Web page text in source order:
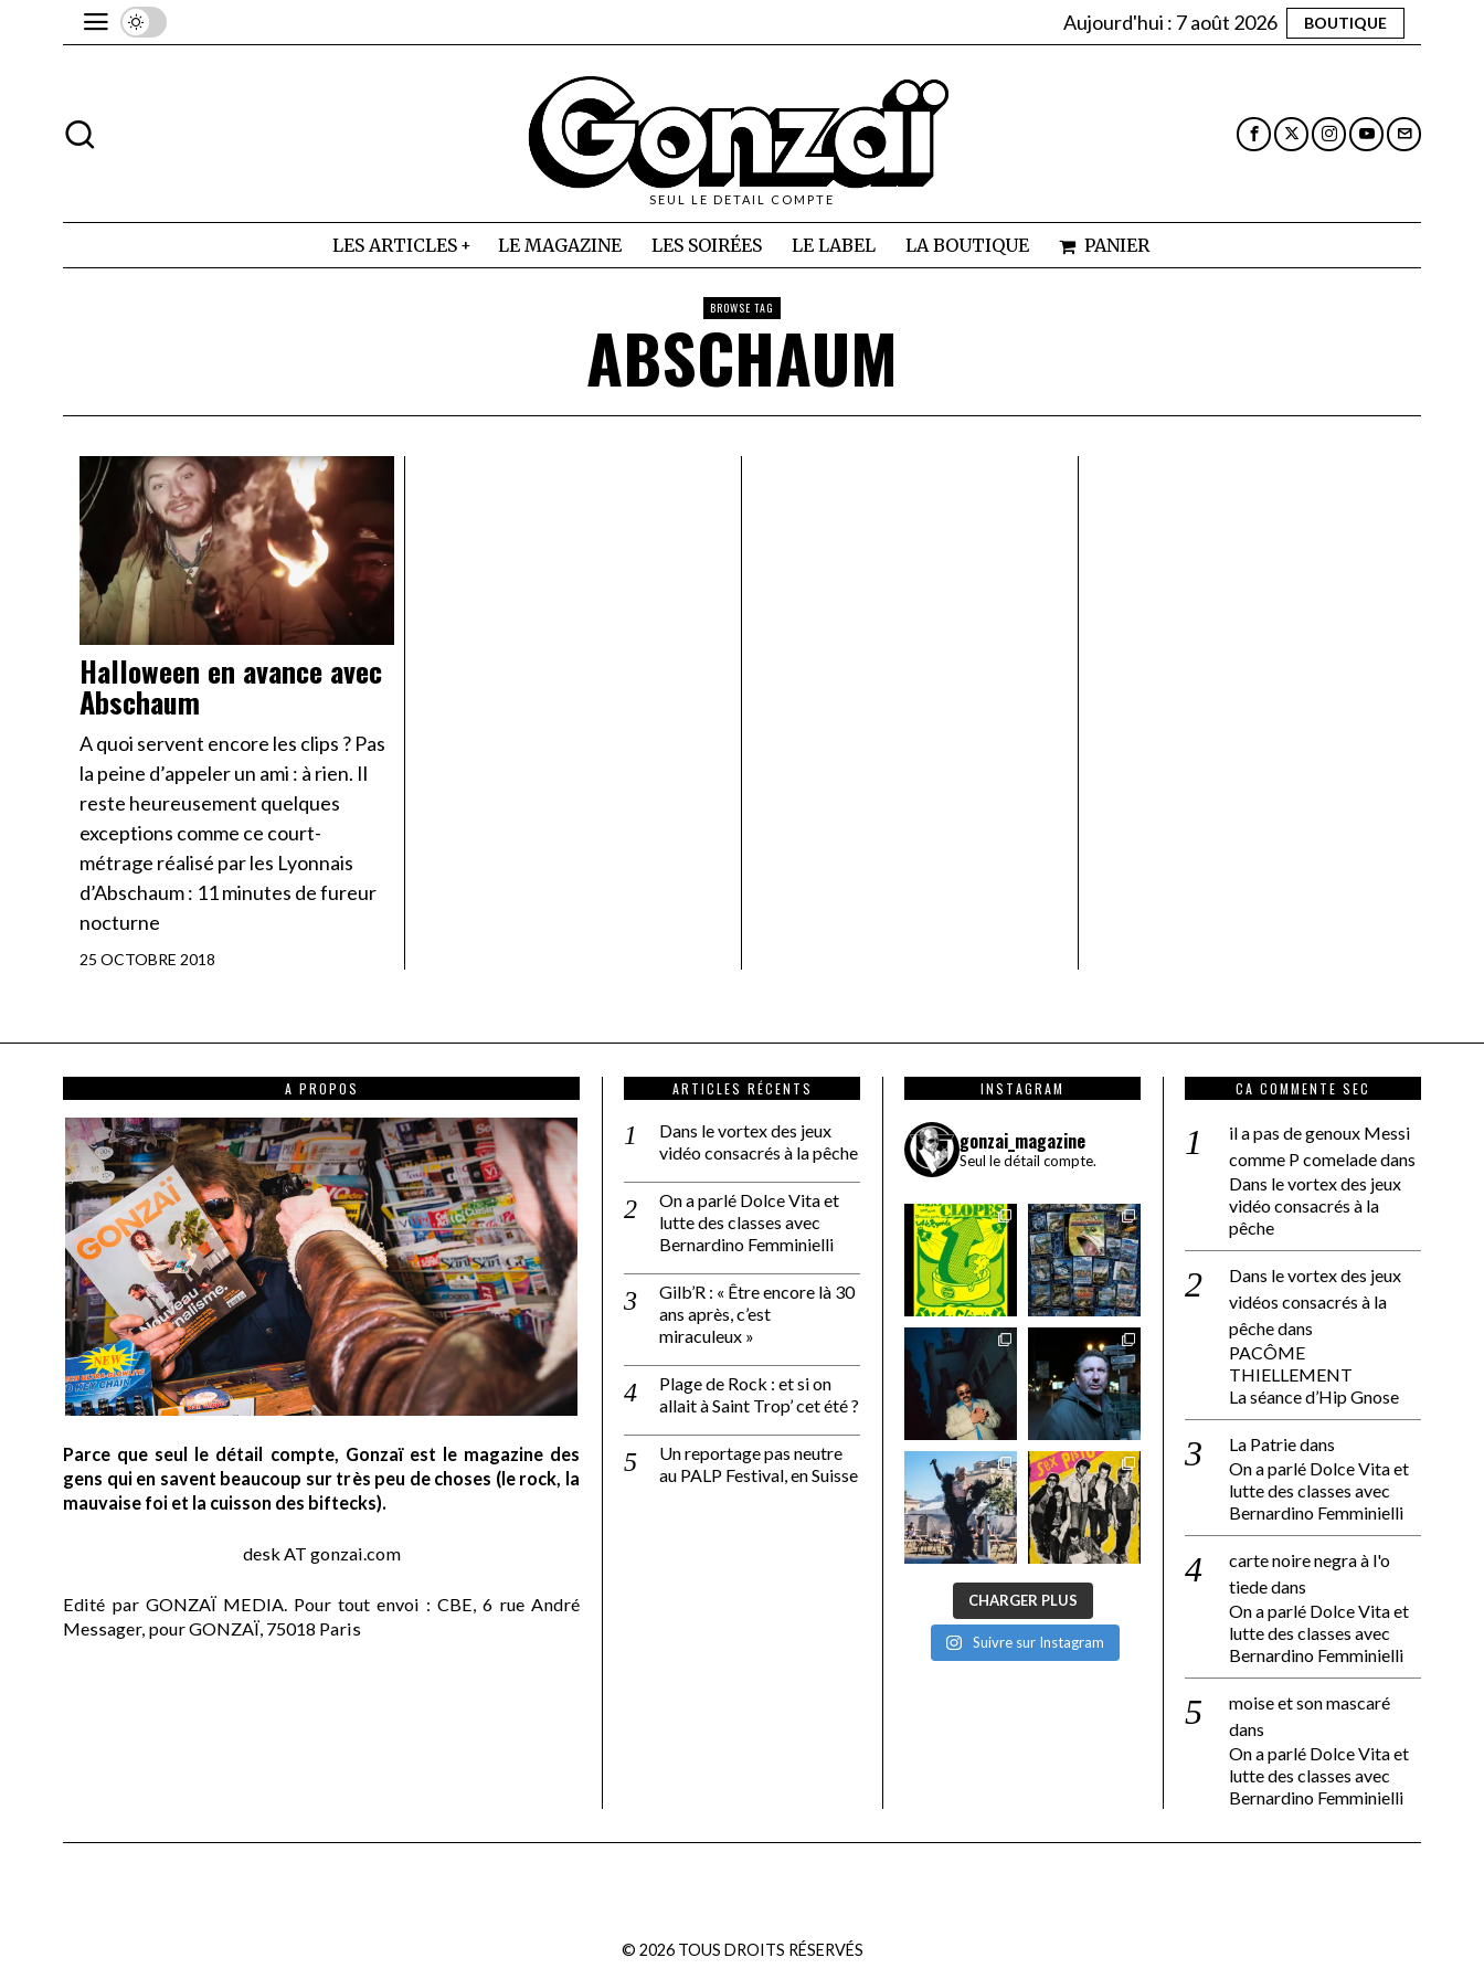
Aujourd'hui : 7 août 2026 BOUTIQUE
SEUL LE DETAIL COMPTE
LES ARTICLES LE MAGAZINE LES SOIRÉES LE LABEL LA BOUTIQUE PANIER
BROWSE TAG
ABSCHAUM
Halloween en avance avec
Abschaum
A quoi servent encore les clips ? Pas
la peine d’appeler un ami : à rien. Il
reste heureusement quelques
exceptions comme ce court-
métrage réalisé par les Lyonnais
d’Abschaum : 11 minutes de fureur
nocturne
25 OCTOBRE 2018
A PROPOS
Parce que seul le détail compte, Gonzaï est le magazine des
gens qui en savent beaucoup sur très peu de choses (le rock, la
mauvaise foi et la cuisson des biftecks).
desk AT gonzai.com
Edité par GONZAÏ MEDIA. Pour tout envoi : CBE, 6 rue André
Messager, pour GONZAÏ, 75018 Paris
ARTICLES RÉCENTS
Dans le vortex des jeux
vidéo consacrés à la pêche
On a parlé Dolce Vita et
lutte des classes avec
Bernardino Femminielli
Gilb’R : « Être encore là 30
ans après, c’est
miraculeux »
Plage de Rock : et si on
allait à Saint Trop’ cet été ?
Un reportage pas neutre
au PALP Festival, en Suisse
INSTAGRAM
gonzai_magazine
Seul le détail compte.
CHARGER PLUS
Suivre sur Instagram
CA COMMENTE SEC
il a pas de genoux Messi
comme P comeladedans
Dans le vortex des jeux
vidéo consacrés à la
pêche
Dans le vortex des jeux
vidéos consacrés à la
pêchedans
PACÔME
THIELLEMENT
La séance d’Hip Gnose
La Patriedans
On a parlé Dolce Vita et
lutte des classes avec
Bernardino Femminielli
carte noire negra à l'o
tiededans
On a parlé Dolce Vita et
lutte des classes avec
Bernardino Femminielli
moise et son mascaré
dans
On a parlé Dolce Vita et
lutte des classes avec
Bernardino Femminielli
© 2026TOUS DROITS RÉSERVÉS